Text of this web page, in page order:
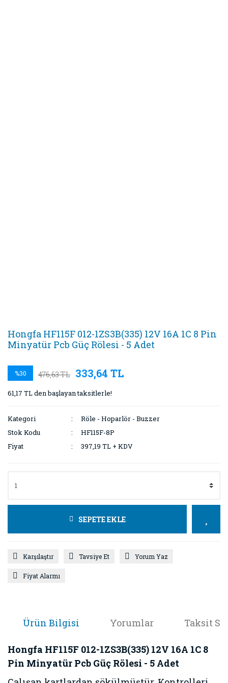
Hongfa HF115F 012-1ZS3B(335) 12V 16A 1C 8 Pin
Minyatür Pcb Güç Rölesi - 5 Adet
%30 476,63 TL 333,64 TL
61,17 TL den başlayan taksitlerle!
Kategori
Röle - Hoparlör - Buzzer
Stok Kodu
HF115F-8P
Fiyat
397,19 TL + KDV
SEPETE EKLE
Karşılaştır Tavsiye Et Yorum Yaz
Fiyat Alarmı
Ürün Bilgisi Yorumlar Taksit
Hongfa HF115F 012-1ZS3B(335) 12V 16A 1C 8
Pin Minyatür Pcb Güç Rölesi - 5 Adet